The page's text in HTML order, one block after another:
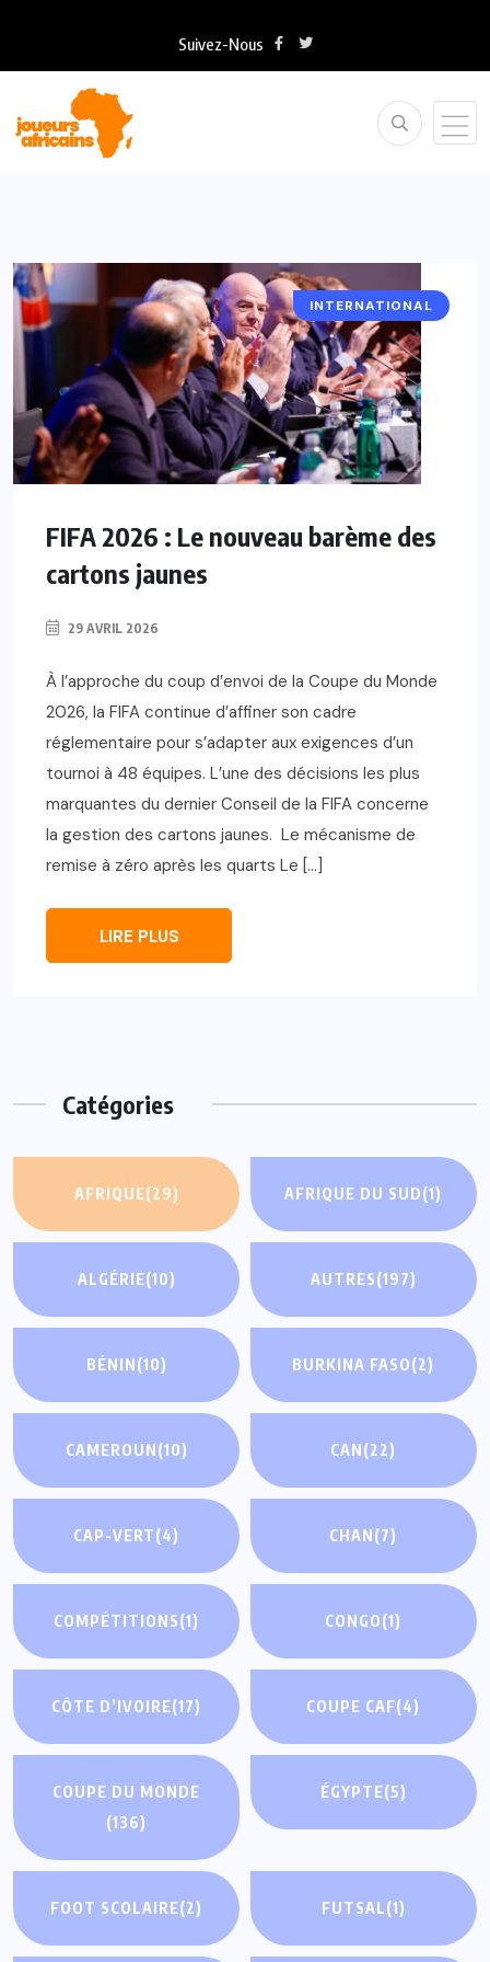
Suivez-Nous
INTERNATIONAL
FIFA 2026 : Le nouveau barème des
cartons jaunes
29 AVRIL 2026
À l’approche du coup d’envoi de la Coupe du Monde
2026, la FIFA continue d’affiner son cadre
réglementaire pour s’adapter aux exigences d’un
tournoi à 48 équipes. L’une des décisions les plus
marquantes du dernier Conseil de la FIFA concerne
la gestion des cartons jaunes. Le mécanisme de
remise à zéro après les quarts Le […]
LIRE PLUS
Catégories
AFRIQUE(29) AFRIQUE DU SUD(1)
ALGÉRIE(10) AUTRES(197)
BÉNIN(10) BURKINA FASO(2)
CAMEROUN(10) CAN(22)
CAP-VERT(4) CHAN(7)
COMPÉTITIONS(1) CONGO(1)
CÔTE D’IVOIRE(17) COUPE CAF(4)
COUPE DU MONDE
(136)
ÉGYPTE(5)
FOOT SCOLAIRE(2) FUTSAL(1)